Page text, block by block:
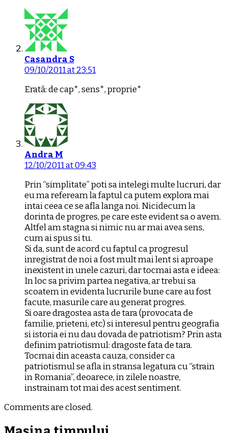
Casandra S
09/10/2011 at 23:51
Erată: de cap*, sens*, proprie*
Andra M
12/10/2011 at 09:43
Prin “simplitate” poti sa intelegi multe lucruri, dar
eu ma refeream la faptul ca putem explora mai
intai ceea ce se afla langa noi. Nicidecum la
dorinta de progres, pe care este evident sa o avem.
Altfel am stagna si nimic nu ar mai avea sens,
cum ai spus si tu.
Si da, sunt de acord cu faptul ca progresul
inregistrat de noi a fost mult mai lent si aproape
inexistent in unele cazuri, dar tocmai asta e ideea:
In loc sa privim partea negativa, ar trebui sa
scoatem in evidenta lucrurile bune care au fost
facute, masurile care au generat progres.
Si oare dragostea asta de tara (provocata de
familie, prieteni, etc) si interesul pentru geografia
si istoria ei nu dau dovada de patriotism? Prin asta
definim patriotismul: dragoste fata de tara.
Tocmai din aceasta cauza, consider ca
patriotismul se afla in stransa legatura cu “strain
in Romania”, deoarece, in zilele noastre,
instrainam tot mai des acest sentiment.
Comments are closed.